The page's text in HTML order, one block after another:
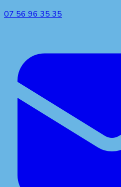
07 56 96 35 35